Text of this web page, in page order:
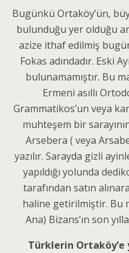
Bugünkü Ortaköy’ün,
bulunduğu yer olduğu
azize ithaf edilmiş
Fokas adındadır. Eski
bulunamamıştır. Bu
Ermeni asıllı
Grammatikos’un veya
muhteşem bir
Arsebera ( veya
yazılır. Sarayda gizli
yapıldığı yolunda
tarafından satın
haline getirilmiştir. Bu
Ana) Bizans’ın son
Türklerin Ortaköy’e